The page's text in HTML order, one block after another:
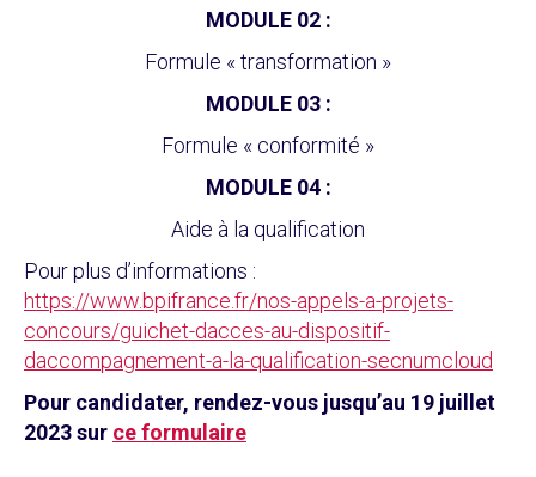
MODULE 02 :
Formule « transformation »
MODULE 03 :
Formule « conformité »
MODULE 04 :
Aide à la qualification
Pour plus d’informations :
https://www.bpifrance.fr/nos-appels-a-projets-
concours/guichet-dacces-au-dispositif-
daccompagnement-a-la-qualification-secnumcloud
Pour candidater, rendez-vous jusqu’au 19 juillet
2023 sur ce formulaire